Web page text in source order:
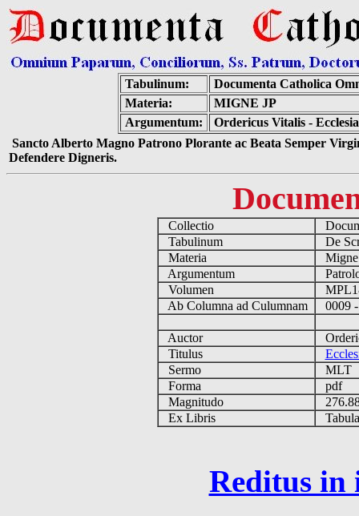
Tabulinum:
Documenta Catholica
Materia:
MIGNE JP
Argumentum:
Ordericus Vitalis -
Sancto Alberto Magno Patrono Plorante ac Beata Semper
Defendere Digneris.
Collectio
Tabulinum
De
Materia
Argumentum
Volumen
Ab Columna ad Culumnam
0009
Auctor
Titulus
Sermo
MLT
Forma
pdf
Magnitudo
Ex Libris
Reditus in